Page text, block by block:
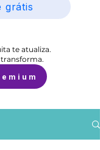
grátis
te atualiza.